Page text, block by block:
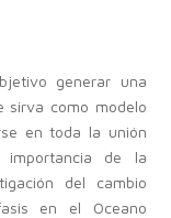
generar una
sirva como modelo
en toda la unión
de la
del cambio
en el Oceano